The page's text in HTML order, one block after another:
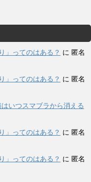
」ってのはある？ に 匿名
」ってのはある？ に 匿名
いつスマブラから消える
」ってのはある？ に 匿名
」ってのはある？ に 匿名